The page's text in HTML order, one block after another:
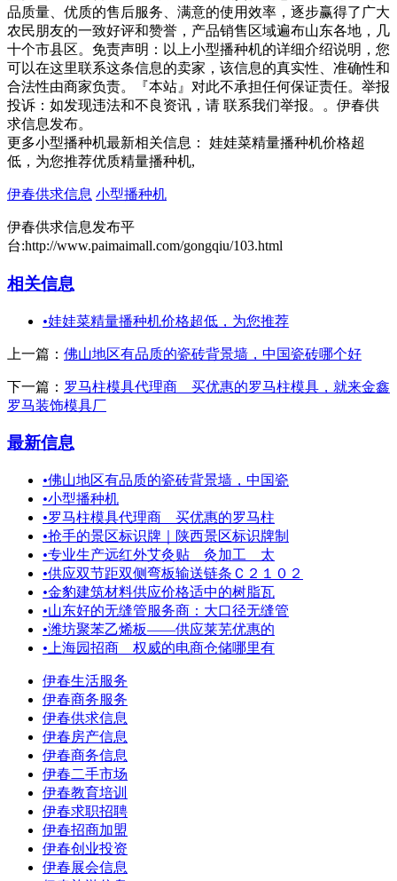
品质量、优质的售后服务、满意的使用效率，逐步赢得了广大
农民朋友的一致好评和赞誉，产品销售区域遍布山东各地，几
十个市县区。免责声明：以上小型播种机的详细介绍说明，您
可以在这里联系这条信息的卖家，该信息的真实性、准确性和
合法性由商家负责。『本站』对此不承担任何保证责任。举报
投诉：如发现违法和不良资讯，请 联系我们举报。。伊春供
求信息发布。
更多小型播种机最新相关信息： 娃娃菜精量播种机价格超
低，为您推荐优质精量播种机,
伊春供求信息 小型播种机
伊春供求信息发布平
台:http://www.paimaimall.com/gongqiu/103.html
相关信息
•娃娃菜精量播种机价格超低，为您推荐
上一篇： 佛山地区有品质的瓷砖背景墙，中国瓷砖哪个好
下一篇： 罗马柱模具代理商 买优惠的罗马柱模具，就来金鑫
罗马装饰模具厂
最新信息
•佛山地区有品质的瓷砖背景墙，中国瓷
•小型播种机
•罗马柱模具代理商 买优惠的罗马柱
•抢手的景区标识牌｜陕西景区标识牌制
•专业生产远红外艾灸贴 灸加工 太
•供应双节距双侧弯板输送链条Ｃ２１０２
•金豹建筑材料供应价格适中的树脂瓦
•山东好的无缝管服务商：大口径无缝管
•潍坊聚苯乙烯板——供应莱芜优惠的
• 上海园招商＿权威的电商仓储哪里有
伊春生活服务
伊春商务服务
伊春供求信息
伊春房产信息
伊春商务信息
伊春二手市场
伊春教育培训
伊春求职招聘
伊春招商加盟
伊春创业投资
伊春展会信息